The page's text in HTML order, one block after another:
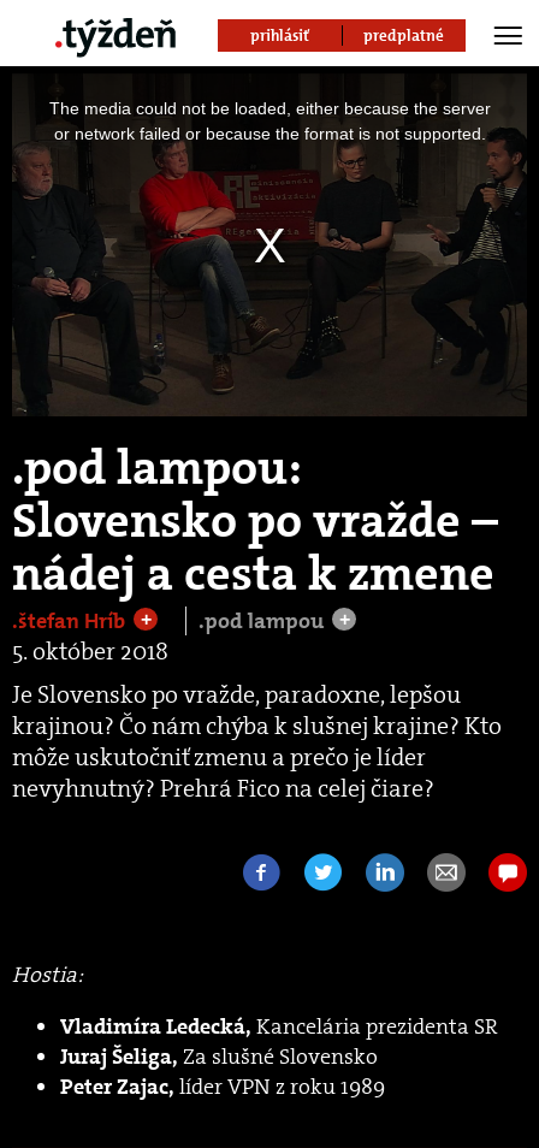
prihlásiť predplatné
window.
The media could not be loaded, either because the server
or network failed or because the format is not supported.
.pod lampou:
Slovensko po vražde –
nádej a cesta k zmene
.štefan Hríb + .pod lampou +
5. október 2018
Je Slovensko po vražde, paradoxne, lepšou
krajinou? Čo nám chýba k slušnej krajine? Kto
môže uskutočniť zmenu a prečo je líder
nevyhnutný? Prehrá Fico na celej čiare?
Hostia:
Vladimíra Ledecká, Kancelária prezidenta SR
Juraj Šeliga, Za slušné Slovensko
Peter Zajac, líder VPN z roku 1989